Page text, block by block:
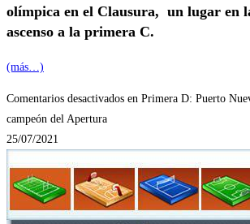
olímpica en el Clausura, un lugar en
ascenso a la primera C.
(más…)
Comentarios desactivados en Primera D: Puerto
campeón del Apertura
25/07/2021